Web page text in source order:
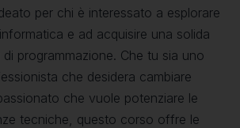
per chi è interessato a esplorare
e ad acquisire una solida
programmazione. Che tu sia uno
che desidera cambiare
che vuole potenziare le
tecniche, questo corso offre le